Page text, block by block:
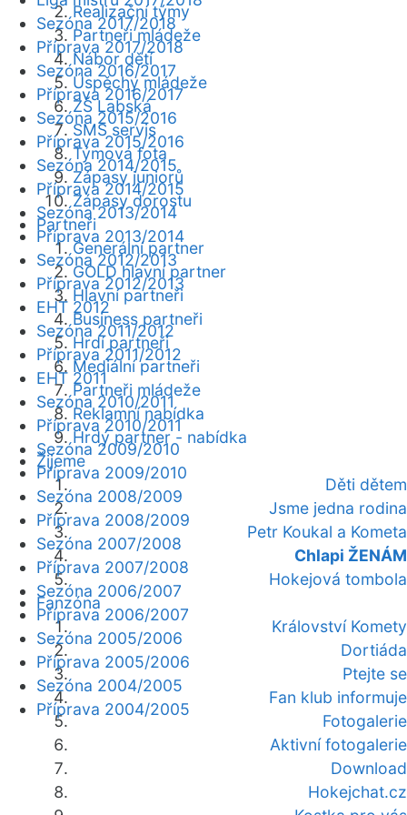
Realizační týmy
Partneři mládeže
Nábor dětí
Úspěchy mládeže
ZŠ Labská
SMS servis
Týmová fota
Zápasy juniorů
Zápasy dorostu
Partneři
Generální partner
GOLD hlavní partner
Hlavní partneři
Business partneři
Hrdí partneři
Mediální partneři
Partneři mládeže
Reklamní nabídka
Hrdý partner - nabídka
Žijeme
Děti dětem
Jsme jedna rodina
Petr Koukal a Kometa
Chlapi ŽENÁM
Hokejová tombola
Fanzóna
Království Komety
Dortiáda
Ptejte se
Fan klub informuje
Fotogalerie
Aktivní fotogalerie
Download
Hokejchat.cz
Sezóna 2017/2018
Příprava 2017/2018
Sezóna 2016/2017
Příprava 2016/2017
Sezóna 2015/2016
Příprava 2015/2016
Sezóna 2014/2015
Příprava 2014/2015
Sezóna 2013/2014
Příprava 2013/2014
Sezóna 2012/2013
Příprava 2012/2013
EHT 2012
Sezóna 2011/2012
Příprava 2011/2012
EHT 2011
Sezóna 2010/2011
Příprava 2010/2011
Sezóna 2009/2010
Příprava 2009/2010
Sezóna 2008/2009
Příprava 2008/2009
Sezóna 2007/2008
Příprava 2007/2008
Sezóna 2006/2007
Příprava 2006/2007
Sezóna 2005/2006
Příprava 2005/2006
Sezóna 2004/2005
Příprava 2004/2005